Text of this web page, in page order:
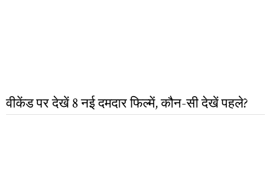
वीकेंड पर देखें 8 नई दमदार फिल्में, कौन-सी देखें पहले?